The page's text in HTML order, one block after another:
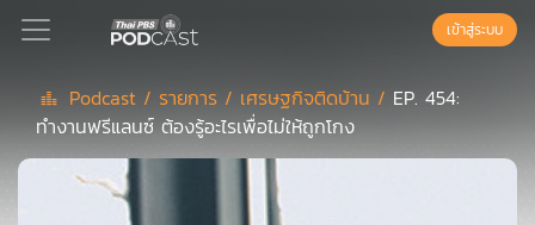
Podcast
เข้าสู่ระบบ
Podcast / รายการ / เศรษฐกิจติดบ้าน / EP. 454:
ทำงานฟรีแลนซ์ ต้องรู้อะไรเพื่อไม่ให้ถูกโกง